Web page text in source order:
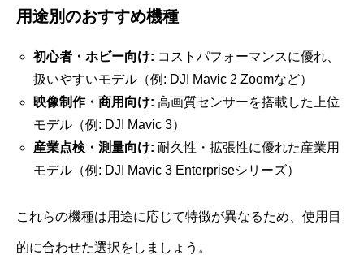
用途別のおすすめ機種
初心者・ホビー向け: コストパフォーマンスに優れ、
扱いやすいモデル（例: DJI Mavic 2 Zoomなど）
映像制作・商用向け: 高画質センサーを搭載した上位
モデル（例: DJI Mavic 3）
産業点検・測量向け: 耐久性・拡張性に優れた産業用
モデル（例: DJI Mavic 3 Enterpriseシリーズ）
これらの機種は用途に応じて特徴が異なるため、使用目
的に合わせた選択をしましょう。